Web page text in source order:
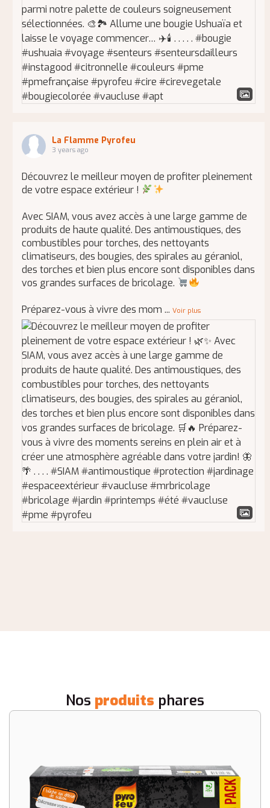
La Flamme Pyrofeu
3 years ago
Découvrez le meilleur moyen de profiter pleinement
de votre espace extérieur !
Avec SIAM, vous avez accès à une large gamme de
produits de haute qualité. Des antimoustiques, des
combustibles pour torches, des nettoyants
climatiseurs, des bougies, des spirales au géraniol,
des torches et bien plus encore sont disponibles dans
vos grandes surfaces de bricolage.
Préparez-vous à vivre des mom ...Voir plus
Nos produits phares